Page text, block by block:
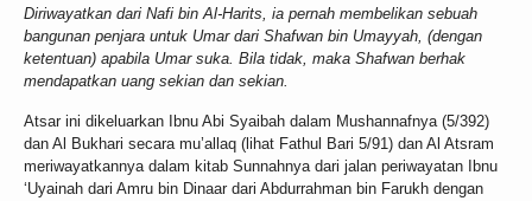
Diriwayatkan dari Nafi bin Al-Harits, ia pernah membelikan sebuah
bangunan penjara untuk Umar dari Shafwan bin Umayyah, (dengan
ketentuan) apabila Umar suka. Bila tidak, maka Shafwan berhak
mendapatkan uang sekian dan sekian.
Atsar ini dikeluarkan Ibnu Abi Syaibah dalam Mushannafnya (5/392)
dan Al Bukhari secara mu’allaq (lihat Fathul Bari 5/91) dan Al Atsram
meriwayatkannya dalam kitab Sunnahnya dari jalan periwayatan Ibnu
‘Uyainah dari Amru bin Dinaar dari Abdurrahman bin Farukh dengan